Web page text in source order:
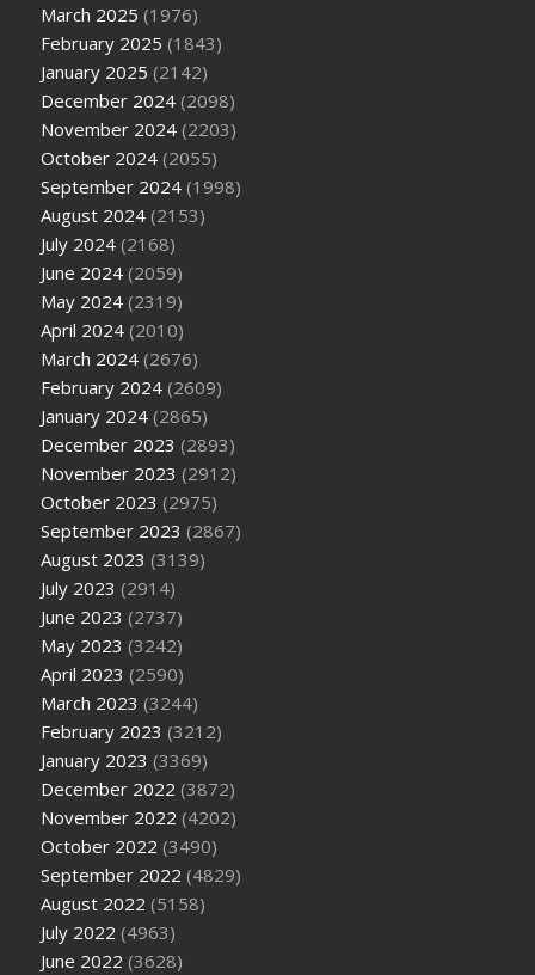
March 2025 (1976)
February 2025 (1843)
January 2025 (2142)
December 2024 (2098)
November 2024 (2203)
October 2024 (2055)
September 2024 (1998)
August 2024 (2153)
July 2024 (2168)
June 2024 (2059)
May 2024 (2319)
April 2024 (2010)
March 2024 (2676)
February 2024 (2609)
January 2024 (2865)
December 2023 (2893)
November 2023 (2912)
October 2023 (2975)
September 2023 (2867)
August 2023 (3139)
July 2023 (2914)
June 2023 (2737)
May 2023 (3242)
April 2023 (2590)
March 2023 (3244)
February 2023 (3212)
January 2023 (3369)
December 2022 (3872)
November 2022 (4202)
October 2022 (3490)
September 2022 (4829)
August 2022 (5158)
July 2022 (4963)
June 2022 (3628)